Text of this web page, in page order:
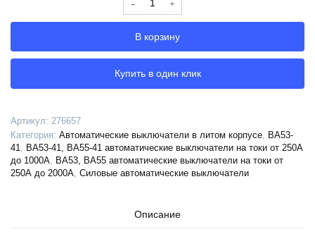
Выключатель
ВА53-
41-
334630-
400А-690AC-
КЭАЗ,
276657
В корзину
Купить в один клик
Артикул: 276657
Категория: Автоматические выключатели в литом корпусе
ВА53-
41
ВА53-41, ВА55-41 автоматические выключатели на токи от 250А
до 1000А
ВА53, ВА55 автоматические выключатели на токи от
250А до 2000А Силовые автоматические выключатели
Описание